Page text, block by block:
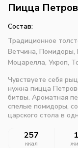
Пицца
Состав:
Традиционное
Ветчина, Помидоры,
Моцарелла, Укроп,
Чувствуете себя
нужна пицца
битвы. Ароматная
спелые помидоры,
царского стола в
257
ккал